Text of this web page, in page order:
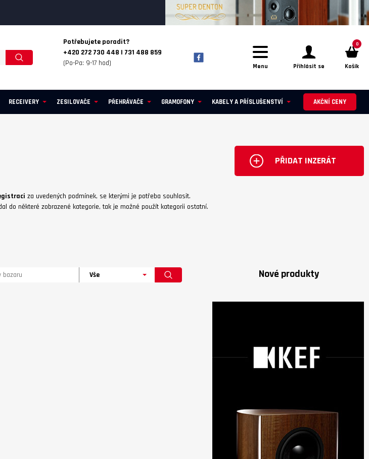
Potřebujete poradit?
+420 272 730 448 | 731 488 859
(Po-Pa: 9-17 hod)
Menu Přihlásit se
0
Košík
RECEIVERY ZESILOVAČE PŘEHRÁVAČE GRAMOFONY KABELY A PŘÍSLUŠENSTVÍ AKČNÍ CENY
PŘIDAT INZERÁT
za uvedených podmínek, se kterými je potřeba souhlasit.
do některé zobrazené kategorie, tak je možné použít kategorii ostatní.